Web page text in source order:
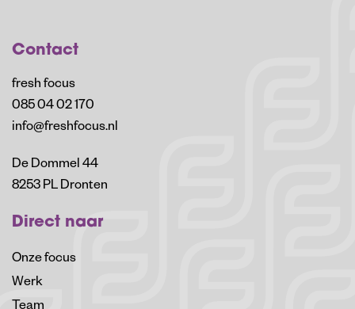
Contact
fresh focus
085 04 02 170
info@freshfocus.nl
De Dommel 44
8253 PL Dronten
Direct naar
Onze focus
Werk